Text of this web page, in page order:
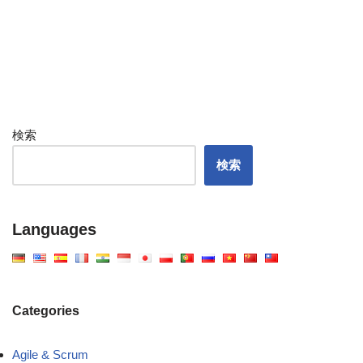
検索
検索
Languages
Categories
Agile & Scrum